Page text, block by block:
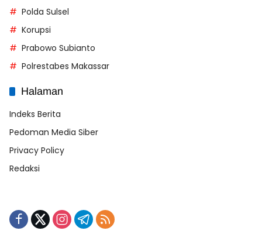
Polda Sulsel
Korupsi
Prabowo Subianto
Polrestabes Makassar
Halaman
Indeks Berita
Pedoman Media Siber
Privacy Policy
Redaksi